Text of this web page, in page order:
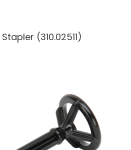
(310.02511)